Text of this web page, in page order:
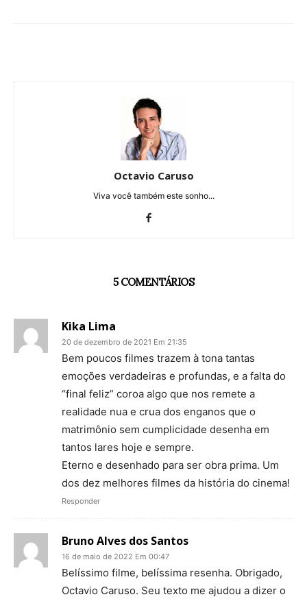
Octavio Caruso
Viva você também este sonho...
5 COMENTÁRIOS
Kika Lima
20 de dezembro de 2021 Em 21:35
Bem poucos filmes trazem à tona tantas
emoções verdadeiras e profundas, e a falta do
“final feliz” coroa algo que nos remete a
realidade nua e crua dos enganos que o
matrimônio sem cumplicidade desenha em
tantos lares hoje e sempre.
Eterno e desenhado para ser obra prima. Um
dos dez melhores filmes da história do cinema!
Responder
Bruno Alves dos Santos
16 de maio de 2022 Em 00:47
Belíssimo filme, belíssima resenha. Obrigado,
Octavio Caruso. Seu texto me ajudou a dizer o